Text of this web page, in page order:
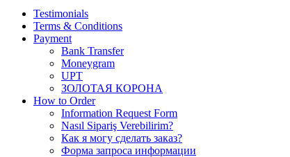
Testimonials
Terms & Conditions
Payment
Bank Transfer
Moneygram
UPT
ЗОЛОТАЯ КОРОНА
How to Order
Information Request Form
Nasıl Sipariş Verebilirim?
Как я могу сделать заказ?
Форма запроса информации